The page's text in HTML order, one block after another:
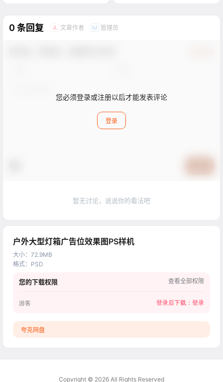
0 条回复 A 文章作者 M 管理员
您必须登录或注册以后才能发表评论
登录
暂无讨论，说说你的看法吧
户外大型灯箱广告位效果图PS样机
大小： 72.9MB
格式： PSD
您的下载权限 查看全部权限
游客 登录后下载： 登录
夸克网盘
Copyright © 2026 All Rights Reserved